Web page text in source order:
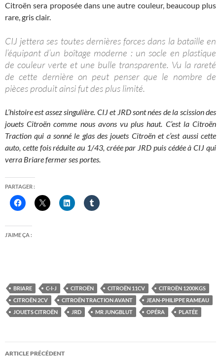
Citroën sera proposée dans une autre couleur, beaucoup plus
rare, gris clair.
CIJ jettera ses toutes dernières forces dans la bataille en
l’équipant d’un boîtage moderne : un socle en plastique
de couleur verte et une bulle transparente. Vu la rareté
de cette dernière on peut penser que le nombre de
pièces produit ainsi fut des plus limité.
L’histoire est assez singulière. CIJ et JRD sont nées de la scission des
jouets Citroën comme nous avons vu plus haut. C’est la Citroën
Traction qui a sonné le glas des jouets Citroën et c’est aussi cette
auto, cette fois réduite au 1/43, créée par JRD puis cédée à CIJ qui
verra Briare fermer ses portes.
PARTAGER :
J’AIME ÇA :
BRIARE C-I-J CITROËN CITROËN 11CV
CITROËN 1200KGS
CITROËN 2CV
CITROËN TRACTION AVANT
JEAN-PHILIPPE RAMEAU
JOUETS CITROËN
JRD MR JUNGBLUT OPÉRA PLATÉE
Navigation
ARTICLE PRÉCÉDENT